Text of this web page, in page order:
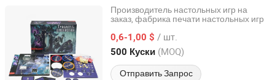
Производитель настольных игр на
заказ, фабрика печати настольных игр
0,6-1,00 $ / шт.
500 Куски (MOQ)
Отправить Запрос
Guangzhou Lingyin Electronic Co., Ltd.
Guangdong, China с 2026